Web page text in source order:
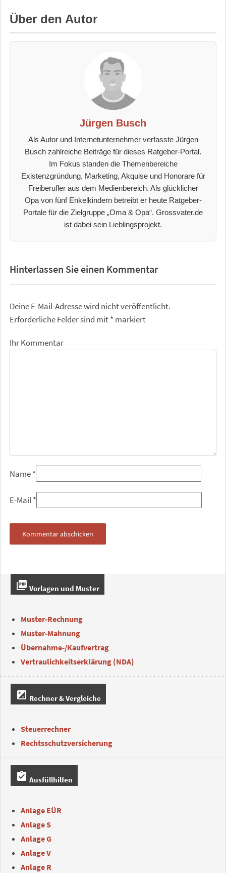
Über den Autor
Jürgen Busch
Als Autor und Internetunternehmer verfasste Jürgen
Busch zahlreiche Beiträge für dieses Ratgeber-Portal.
Im Fokus standen die Themenbereiche
Existenzgründung, Marketing, Akquise und Honorare für
Freiberufler aus dem Medienbereich. Als glücklicher
Opa von fünf Enkelkindern betreibt er heute Ratgeber-
Portale für die Zielgruppe „Oma & Opa“. Grossvater.de
ist dabei sein Lieblingsprojekt.
Hinterlassen Sie einen Kommentar
Deine E-Mail-Adresse wird nicht veröffentlicht.
Erforderliche Felder sind mit* markiert
Ihr Kommentar
Name*
E-Mail*
picture_as_pdf Vorlagen und Muster
Muster-Rechnung
Muster-Mahnung
Übernahme-/Kaufvertrag
Vertraulichkeitserklärung (NDA)
iso Rechner & Vergleiche
Steuerrechner
Rechtsschutzversicherung
assignment_turned_in Ausfüllhilfen
Anlage EÜR
Anlage S
Anlage G
Anlage V
Anlage R